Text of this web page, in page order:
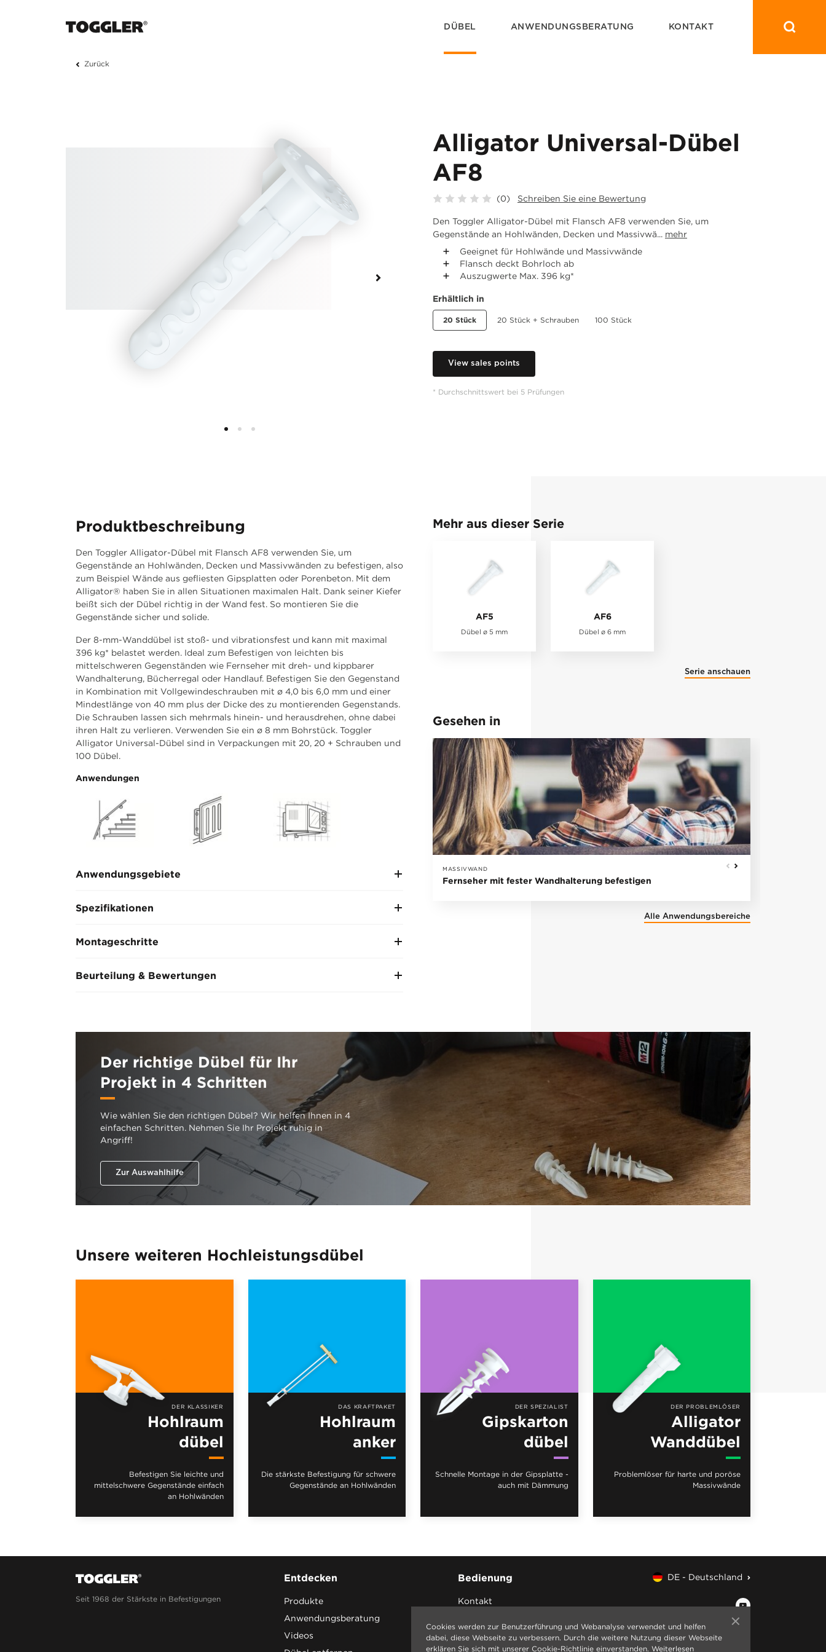
DÜBEL ANWENDUNGSBERATUNG KONTAKT
Zurück
Alligator Universal-Dübel
AF8
(0) Schreiben Sie eine Bewertung
Den Toggler Alligator-Dübel mit Flansch AF8 verwenden Sie, um
Gegenstände an Hohlwänden, Decken und Massivwä... mehr
Geeignet für Hohlwände und Massivwände
Flansch deckt Bohrloch ab
Auszugwerte Max. 396 kg*
Erhältlich in
20 Stück 20 Stück + Schrauben 100 Stück
View sales points
* Durchschnittswert bei 5 Prüfungen
Produktbeschreibung
Den Toggler Alligator-Dübel mit Flansch AF8 verwenden Sie, um
Gegenstände an Hohlwänden, Decken und Massivwänden zu befestigen, also
zum Beispiel Wände aus gefliesten Gipsplatten oder Porenbeton. Mit dem
Alligator® haben Sie in allen Situationen maximalen Halt. Dank seiner Kiefer
beißt sich der Dübel richtig in der Wand fest. So montieren Sie die
Gegenstände sicher und solide.
Der 8-mm-Wanddübel ist stoß- und vibrationsfest und kann mit maximal
396 kg* belastet werden. Ideal zum Befestigen von leichten bis
mittelschweren Gegenständen wie Fernseher mit dreh- und kippbarer
Wandhalterung, Bücherregal oder Handlauf. Befestigen Sie den Gegenstand
in Kombination mit Vollgewindeschrauben mit ø 4,0 bis 6,0 mm und einer
Mindestlänge von 40 mm plus der Dicke des zu montierenden Gegenstands.
Die Schrauben lassen sich mehrmals hinein- und herausdrehen, ohne dabei
ihren Halt zu verlieren. Verwenden Sie ein ø 8 mm Bohrstück. Toggler
Alligator Universal-Dübel sind in Verpackungen mit 20, 20 + Schrauben und
100 Dübel.
Anwendungen
Anwendungsgebiete
Spezifikationen
Montageschritte
Beurteilung & Bewertungen
Mehr aus dieser Serie
AF5
Dübel ø 5 mm
AF6
Dübel ø 6 mm
Serie anschauen
Gesehen in
MASSIVWAND
Fernseher mit fester Wandhalterung befestigen
Alle Anwendungsbereiche
Der richtige Dübel für Ihr
Projekt in 4 Schritten
Wie wählen Sie den richtigen Dübel? Wir helfen Ihnen in 4
einfachen Schritten. Nehmen Sie Ihr Projekt ruhig in
Angriff!
Zur Auswahlhilfe
Unsere weiteren Hochleistungsdübel
DER KLASSIKER
Hohlraum
dübel
Befestigen Sie leichte und
mittelschwere Gegenstände einfach
an Hohlwänden
DAS KRAFTPAKET
Hohlraum
anker
Die stärkste Befestigung für schwere
Gegenstände an Hohlwänden
DER SPEZIALIST
Gipskarton
dübel
Schnelle Montage in der Gipsplatte -
auch mit Dämmung
DER PROBLEMLÖSER
Alligator
Wanddübel
Problemlöser für harte und poröse
Massivwände
Seit 1968 der Stärkste in Befestigungen
Entdecken
Produkte
Anwendungsberatung
Videos
Bedienung
Kontakt
DE - Deutschland
Cookies werden zur Benutzerführung und Webanalyse verwendet und helfen
dabei, diese Webseite zu verbessern. Durch die weitere Nutzung dieser Webseite
erklären Sie sich mit unserer Cookie-Richtlinie einverstanden. Weiterlesen